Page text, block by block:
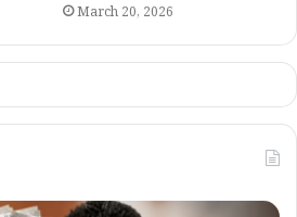
March 20, 2026